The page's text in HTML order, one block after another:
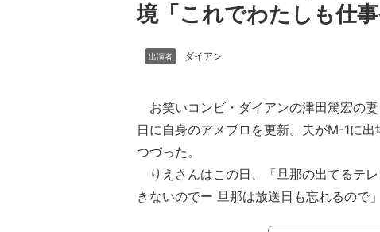
境「これでわたしも仕
ダイアン
お笑いコンビ・ダイアンの津田篤宏の
日に自身のアメブロを更新。夫がM-1に
つづった。
りえさんはこの日、「旦那の出てるテ
きないのでー 旦那は放送日も忘れるので